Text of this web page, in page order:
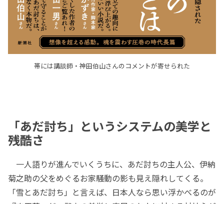
帯には講談師・神田伯山さんのコメントが寄せられた
「あだ討ち」というシステムの美学と
残酷さ
一人語りが進んでいくうちに、あだ討ちの主人公、伊納
菊之助の父をめぐるお家騒動の影も見え隠れしてくる。
「雪とあだ討ち」と言えば、日本人なら思い浮かべるのが